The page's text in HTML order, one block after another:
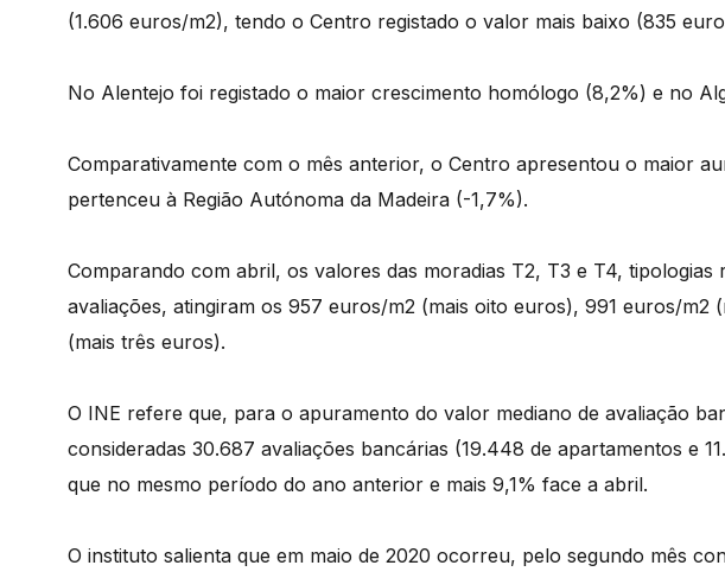
(1.606 euros/m2), tendo o Centro registado o valor mais baixo (835
No Alentejo foi registado o maior crescimento homólogo (8,2%) e no
Comparativamente com o mês anterior, o Centro apresentou o maior
pertenceu à Região Autónoma da Madeira (-1,7%).
Comparando com abril, os valores das moradias T2, T3 e T4, tipologias
avaliações, atingiram os 957 euros/m2 (mais oito euros), 991 euros/m2
(mais três euros).
O INE refere que, para o apuramento do valor mediano de avaliação
consideradas 30.687 avaliações bancárias (19.448 de apartamentos e
que no mesmo período do ano anterior e mais 9,1% face a abril.
O instituto salienta que em maio de 2020 ocorreu, pelo segundo mês